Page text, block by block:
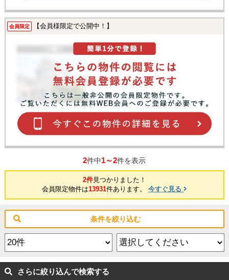
会員限定 【会員様限定で公開中！】
2件中1～2件を表示
2件見つかりました！
会員限定物件は13931件あります。 今すぐ見る
条件を絞り込む
さらに絞り込んで検索する